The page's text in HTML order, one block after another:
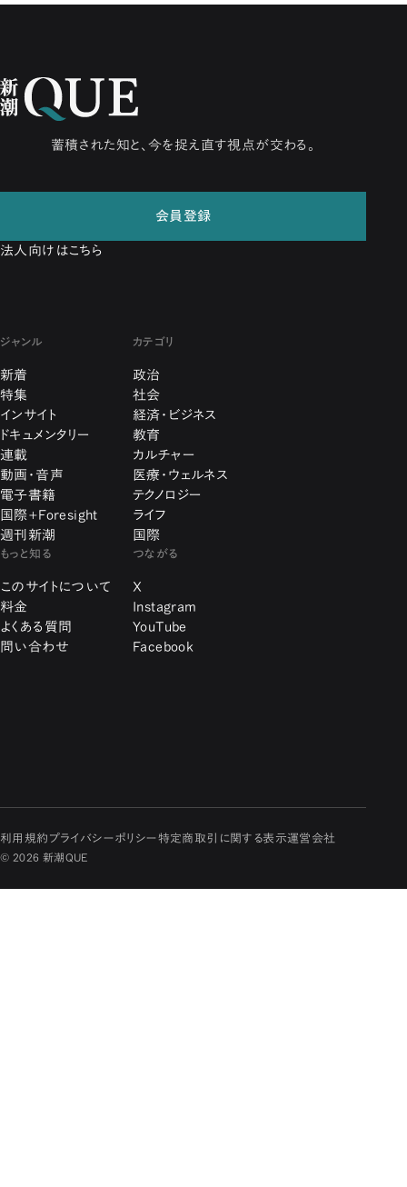
蓄積された知と、今を捉え直す視点が交わる。
会員登録
法人向けはこちら
ジャンル
新着
特集
インサイト
ドキュメンタリー
連載
動画・音声
電子書籍
国際+Foresight
週刊新潮
カテゴリ
政治
社会
経済・ビジネス
教育
カルチャー
医療・ウェルネス
テクノロジー
ライフ
国際
もっと知る
このサイトについて
料金
よくある質問
問い合わせ
つながる
X
Instagram
YouTube
Facebook
利用規約 プライバシーポリシー特定商取引に関する表示運営会社
© 2026 新潮QUE